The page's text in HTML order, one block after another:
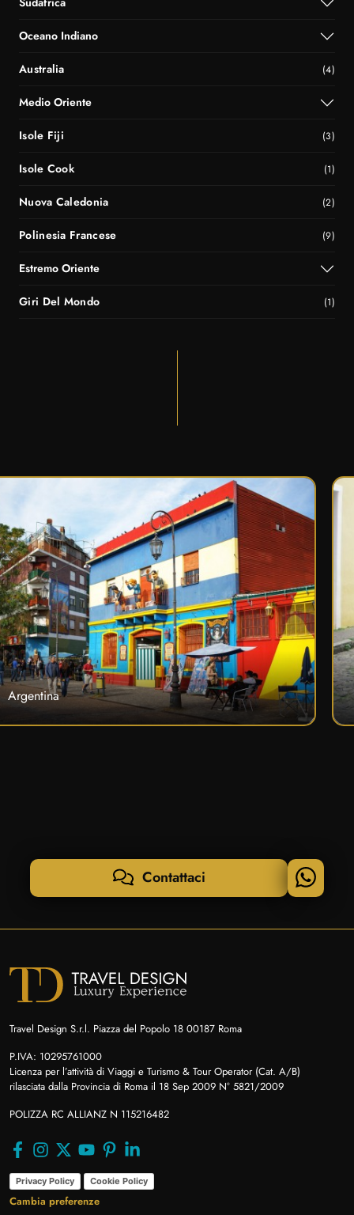
Oceano Indiano
Australia (4)
Medio Oriente
Isole Fiji (3)
Isole Cook (1)
Nuova Caledonia (2)
Polinesia Francese (9)
Estremo Oriente
Giri Del Mondo (1)
Argentina
Contattaci
Travel Design S.r.l. Piazza del Popolo 18 00187 Roma
P.IVA: 10295761000
Licenza per l’attività di Viaggi e Turismo & Tour Operator (Cat. A/B)
rilasciata dalla Provincia di Roma il 18 Sep 2009 N° 5821/2009
POLIZZA RC ALLIANZ N 115216482
Privacy Policy Cookie Policy
Cambia preferenze